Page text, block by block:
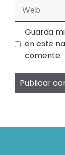
Guarda
en este
comente.